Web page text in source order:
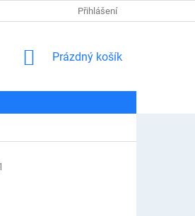
DOPRAVA A PLATBA
Přihlášení
NÁKUPNÍ
Prázdný košík